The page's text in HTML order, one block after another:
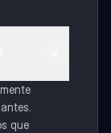
que